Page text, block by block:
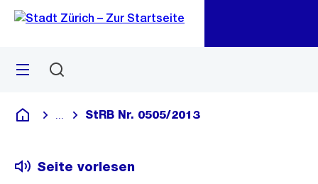
Navigation
Sprunglink
Menü
Deutsch
Blende alle Breadcrumbs ein
StRB Nr. 0505/2013
Seite vorlesen